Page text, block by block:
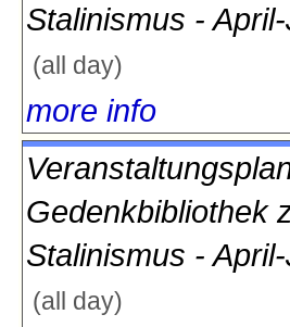
Stalinismus -
(all day)
more info
Gedenkbibliothek
Stalinismus -
(all day)